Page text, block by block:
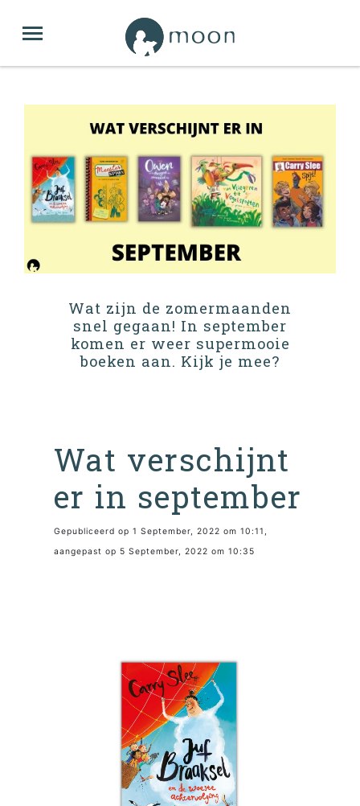
Wat zijn de zomermaanden
snel gegaan! In september
komen er weer supermooie
boeken aan. Kijk je mee?
Wat verschijnt
er in september
Gepubliceerd op 1 September, 2022 om 10:11,
aangepast op 5 September, 2022 om 10:35